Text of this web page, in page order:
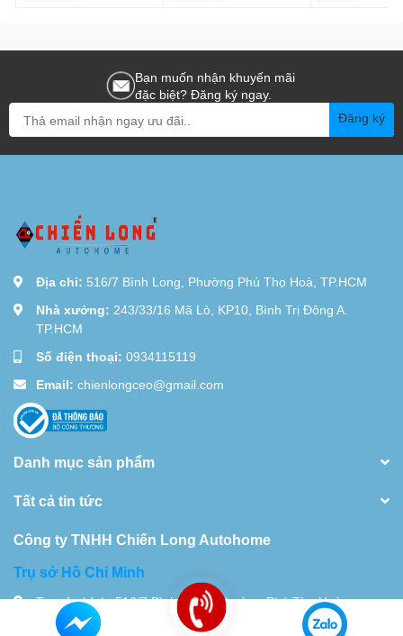
Bạn muốn nhận khuyến mãi
đặc biệt? Đăng ký ngay.
Đăng ký
Địa chỉ: 516/7 Bình Long, Phường Phú Thọ Hoà, TP.HCM
Nhà xưởng: 243/33/16 Mã Lò, KP10, Bình Trị Đông A.
TP.HCM
Số điện thoại: 0934115119
Email: chienlongceo@gmail.com
Danh mục sản phẩm
Tất cả tin tức
Công ty TNHH Chiến Long Autohome
Trụ sở Hồ Chi Minh
Trụ sở chính: 516/7 Bình Long, Phường Phú Thọ Hoà,
TP.HCM Nhà xưởng 28 Đường 18D,Khu Phố 10, Bình Hưng